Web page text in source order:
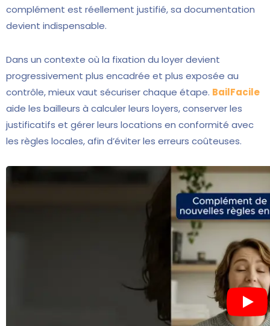
complément est réellement justifié, sa documentation
devient indispensable.
Dans un contexte où la fixation du loyer devient
progressivement plus encadrée et plus exposée au
contrôle, mieux vaut sécuriser chaque étape. BailFacile
aide les bailleurs à calculer leurs loyers, conserver les
justificatifs et gérer leurs locations en conformité avec
les règles locales, afin d’éviter les erreurs coûteuses.